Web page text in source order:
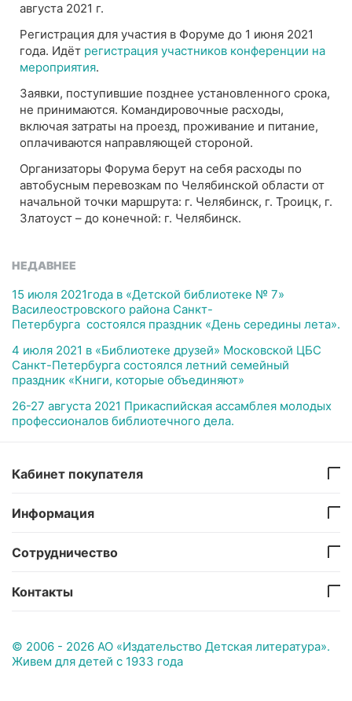
августа 2021 г.
Регистрация для участия в Форуме до 1 июня 2021
года. Идёт регистрация участников конференции на
мероприятия.
Заявки, поступившие позднее установленного срока,
не принимаются. Командировочные расходы,
включая затраты на проезд, проживание и питание,
оплачиваются направляющей стороной.
Организаторы Форума берут на себя расходы по
автобусным перевозкам по Челябинской области от
начальной точки маршрута: г. Челябинск, г. Троицк, г.
Златоуст – до конечной: г. Челябинск.
НЕДАВНЕЕ
15 июля 2021года в «Детской библиотеке № 7»
Василеостровского района Санкт-
Петербурга состоялся праздник «День середины лета».
4 июля 2021 в «Библиотеке друзей» Московской ЦБС
Санкт-Петербурга состоялся летний семейный
праздник «Книги, которые объединяют»
26-27 августа 2021 Прикаспийская ассамблея молодых
профессионалов библиотечного дела.
Кабинет покупателя
Информация
Сотрудничество
Контакты
© 2006 - 2026 АО «Издательство Детская литература».
Живем для детей с 1933 года